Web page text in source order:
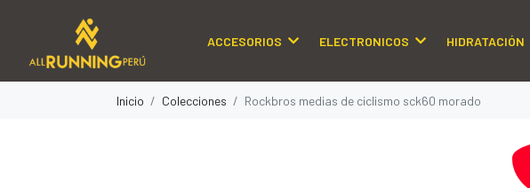
ACCESORIOS ELECTRONICOS HIDRATACIÓN
Inicio Colecciones Rockbros medias de ciclismo sck60 morado